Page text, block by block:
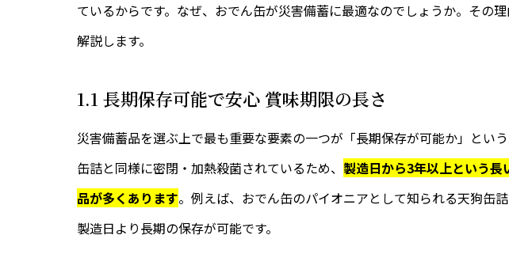
ているからです。なぜ、おでん缶が災害備蓄に最適なのでしょうか。その
解説します。
1.1 長期保存可能で安心 賞味期限の長さ
災害備蓄品を選ぶ上で最も重要な要素の一つが「長期保存が可能か」とい
缶詰と同様に密閉・加熱殺菌されているため、 製造日から3年以上という
品が多くあります。例えば、おでん缶のパイオニアとして知られる天狗缶
製造日より長期の保存が可能です。